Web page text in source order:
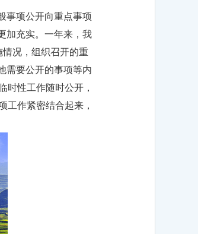
事项公开向重点事项
加充实。一年来，我
况，组织召开的重
需要公开的事项等内
时性工作随时公开，
工作紧密结合起来，